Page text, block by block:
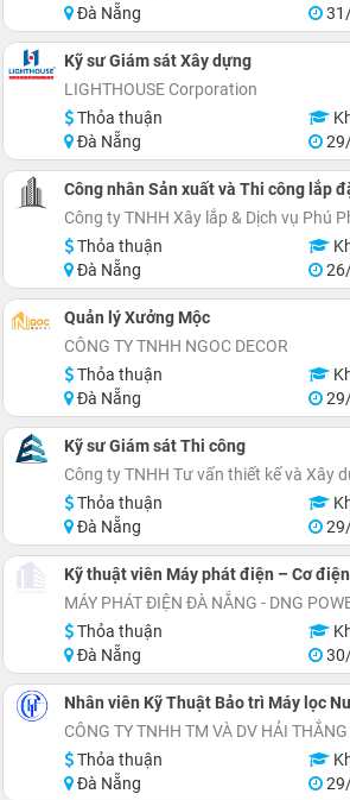
Đà Nẵng
Kỹ sư Giám sát Xây dựng
LIGHTHOUSE Corporation
Thỏa thuận
Đà Nẵng
Công nhân Sản xuất và Thi công lắp
Công ty TNHH Xây lắp & Dịch vụ Phú
Thỏa thuận
Đà Nẵng
Quản lý Xưởng Mộc
CÔNG TY TNHH NGOC DECOR
Thỏa thuận
Đà Nẵng
Kỹ sư Giám sát Thi công
Thỏa thuận
Đà Nẵng
Kỹ thuật viên Máy phát điện – Cơ điện
MÁY PHÁT ĐIỆN ĐÀ NẴNG - DNG
Thỏa thuận
Đà Nẵng
Nhân viên Kỹ Thuật Bảo trì Máy lọc
CÔNG TY TNHH TM VÀ DV HẢI THẮNG
Thỏa thuận
Đà Nẵng